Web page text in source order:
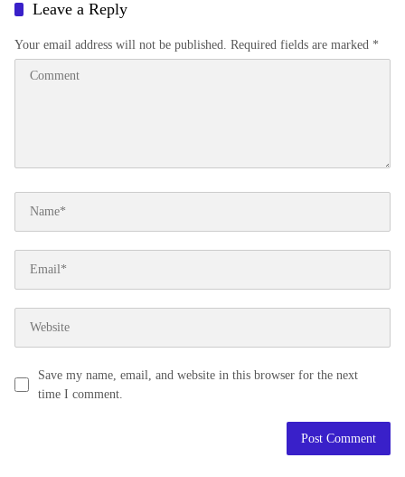
Leave a Reply
Your email address will not be published. Required fields are marked *
Save my name, email, and website in this browser for the next
time I comment.